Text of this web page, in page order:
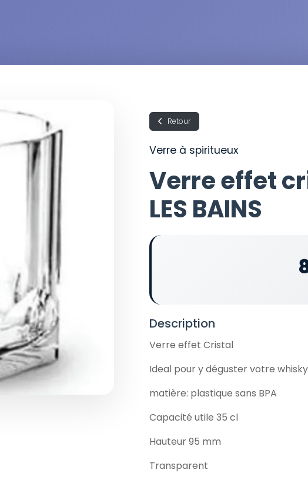
Retour
Verre à spiritueux
Verre effet
LES BAINS
Description
Verre effet Cristal
Ideal pour y déguster votre
matière: plastique sans BPA
Capacité utile 35 cl
Hauteur 95 mm
Transparent